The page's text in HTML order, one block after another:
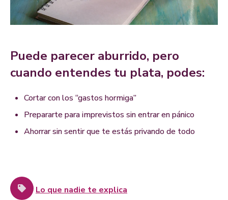
Puede parecer aburrido, pero
cuando entendes tu plata, podes:
Cortar con los “gastos hormiga”
Prepararte para imprevistos sin entrar en pánico
Ahorrar sin sentir que te estás privando de todo
Lo que nadie te explica